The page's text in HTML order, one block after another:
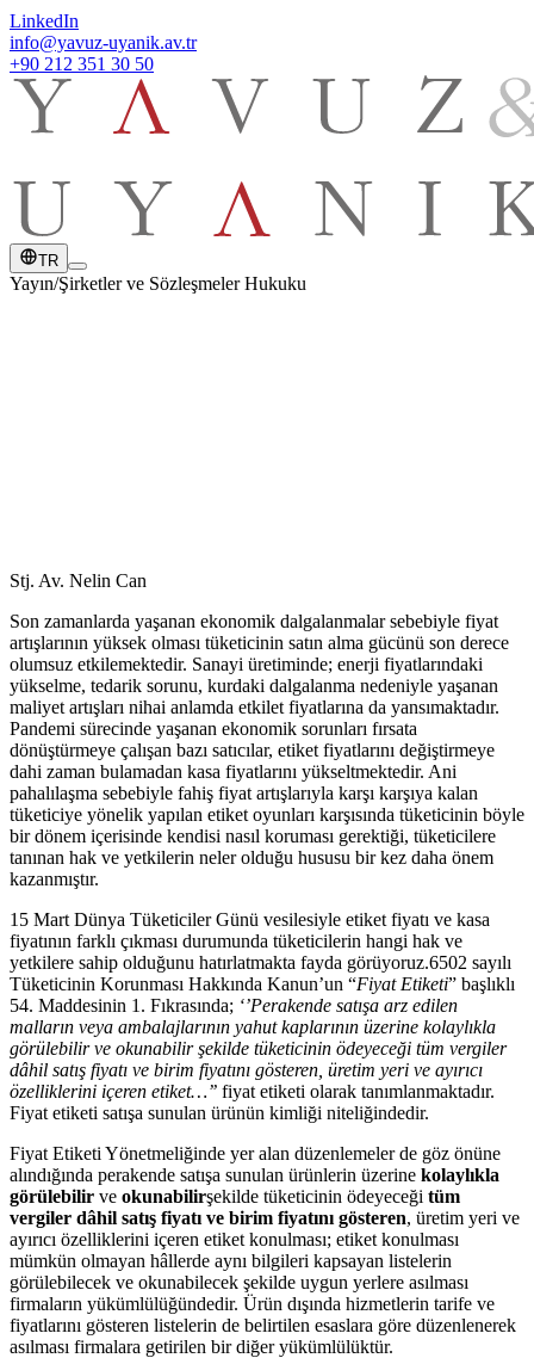
LinkedIn
info@yavuz-uyanik.av.tr
+90 212 351 30 50
TR
Yayın/Şirketler ve Sözleşmeler Hukuku
Stj. Av. Nelin Can
Son zamanlarda yaşanan ekonomik dalgalanmalar sebebiyle fiyat
artışlarının yüksek olması tüketicinin satın alma gücünü son derece
olumsuz etkilemektedir. Sanayi üretiminde; enerji fiyatlarındaki
yükselme, tedarik sorunu, kurdaki dalgalanma nedeniyle yaşanan
maliyet artışları nihai anlamda etkilet fiyatlarına da yansımaktadır.
Pandemi sürecinde yaşanan ekonomik sorunları fırsata
dönüştürmeye çalışan bazı satıcılar, etiket fiyatlarını değiştirmeye
dahi zaman bulamadan kasa fiyatlarını yükseltmektedir. Ani
pahalılaşma sebebiyle fahiş fiyat artışlarıyla karşı karşıya kalan
tüketiciye yönelik yapılan etiket oyunları karşısında tüketicinin böyle
bir dönem içerisinde kendisi nasıl koruması gerektiği, tüketicilere
tanınan hak ve yetkilerin neler olduğu hususu bir kez daha önem
kazanmıştır.
15 Mart Dünya Tüketiciler Günü vesilesiyle etiket fiyatı ve kasa
fiyatının farklı çıkması durumunda tüketicilerin hangi hak ve
yetkilere sahip olduğunu hatırlatmakta fayda görüyoruz.6502 sayılı
Tüketicinin Korunması Hakkında Kanun’un “Fiyat Etiketi” başlıklı
54. Maddesinin 1. Fıkrasında; ‘’Perakende satışa arz edilen
malların veya ambalajlarının yahut kaplarının üzerine kolaylıkla
görülebilir ve okunabilir şekilde tüketicinin ödeyeceği tüm vergiler
dâhil satış fiyatı ve birim fiyatını gösteren, üretim yeri ve ayırıcı
özelliklerini içeren etiket…’’ fiyat etiketi olarak tanımlanmaktadır.
Fiyat etiketi satışa sunulan ürünün kimliği niteliğindedir.
Fiyat Etiketi Yönetmeliğinde yer alan düzenlemeler de göz önüne
alındığında perakende satışa sunulan ürünlerin üzerine kolaylıkla
görülebilir ve okunabilirşekilde tüketicinin ödeyeceği tüm
vergiler dâhil satış fiyatı ve birim fiyatını gösteren, üretim yeri ve
ayırıcı özelliklerini içeren etiket konulması; etiket konulması
mümkün olmayan hâllerde aynı bilgileri kapsayan listelerin
görülebilecek ve okunabilecek şekilde uygun yerlere asılması
firmaların yükümlülüğündedir. Ürün dışında hizmetlerin tarife ve
fiyatlarını gösteren listelerin de belirtilen esaslara göre düzenlenerek
asılması firmalara getirilen bir diğer yükümlülüktür.